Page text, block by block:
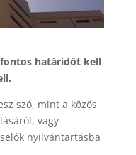
határidőt kell
szó, mint a közös
vagy
nyilvántartásba